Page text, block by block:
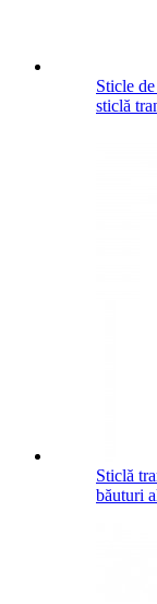
Sticle
sticlă
Sticlă
băuturi